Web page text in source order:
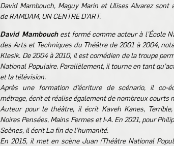
David Mambouch, Maguy Marin et Ulises Alvarez sont
de RAMDAM, UN CENTRE D’ART.
David Mambouch est formé comme acteur à l’École
des Arts et Techniques du Théâtre de 2001 à 2004,
Klesik. De 2004 à 2010, il est comédien de la troupe
National Populaire. Parallèlement, il tourne en tant
et la télévision.
Après une formation d’écriture de scénario, il co-
métrage, écrit et réalise également de nombreux courts
Auteur pour le théâtre, il écrit Kaveh Kanes,
Noires Pensées, Mains Fermes et I-A. En 2021, pour
Scènes, il écrit La fin de l’humanité.
En 2015, il met en scène Juan (Théâtre National